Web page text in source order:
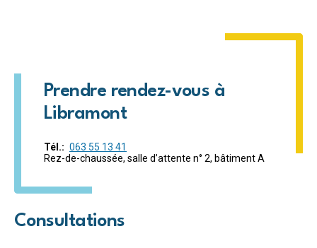
Consultations
Prendre rendez-vous à
Libramont
Tél.
063 55 13 41
Rez-de-chaussée, salle d’attente n° 2, bâtiment A